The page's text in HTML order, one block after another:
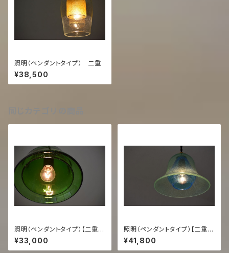
照明（ペンダントタイプ） 二重
¥38,500
照明（ペンダントタイプ）【二重
緑/緑】
¥33,000
照明（ペンダントタイプ）【二重
うす泡コーラ/スカイ】
¥41,800